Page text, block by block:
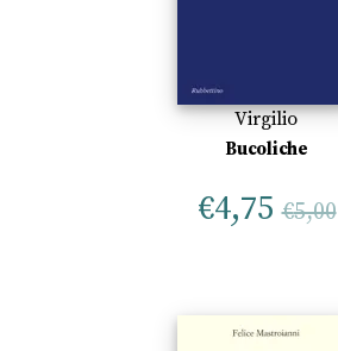
Virgilio
Bucoliche
€4,75 €5,00